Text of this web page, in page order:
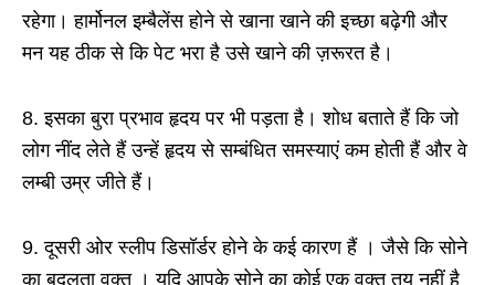
रहेगा। हार्मोनल इम्बैलेंस होने से खाना खाने की इच्छा बढ़ेगी और
मन यह ठीक से कि पेट भरा है उसे खाने की ज़रूरत है।
8. इसका बुरा प्रभाव हृदय पर भी पड़ता है। शोध बताते हैं कि जो
लोग नींद लेते हैं उन्हें हृदय से सम्बंधित समस्याएं कम होती हैं और वे
लम्बी उम्र जीते हैं।
9. दूसरी ओर स्लीप डिसॉर्डर होने के कई कारण हैं । जैसे कि सोने
का बदलता वक्त । यदि आपके सोने का कोई एक वक्त तय नहीं है